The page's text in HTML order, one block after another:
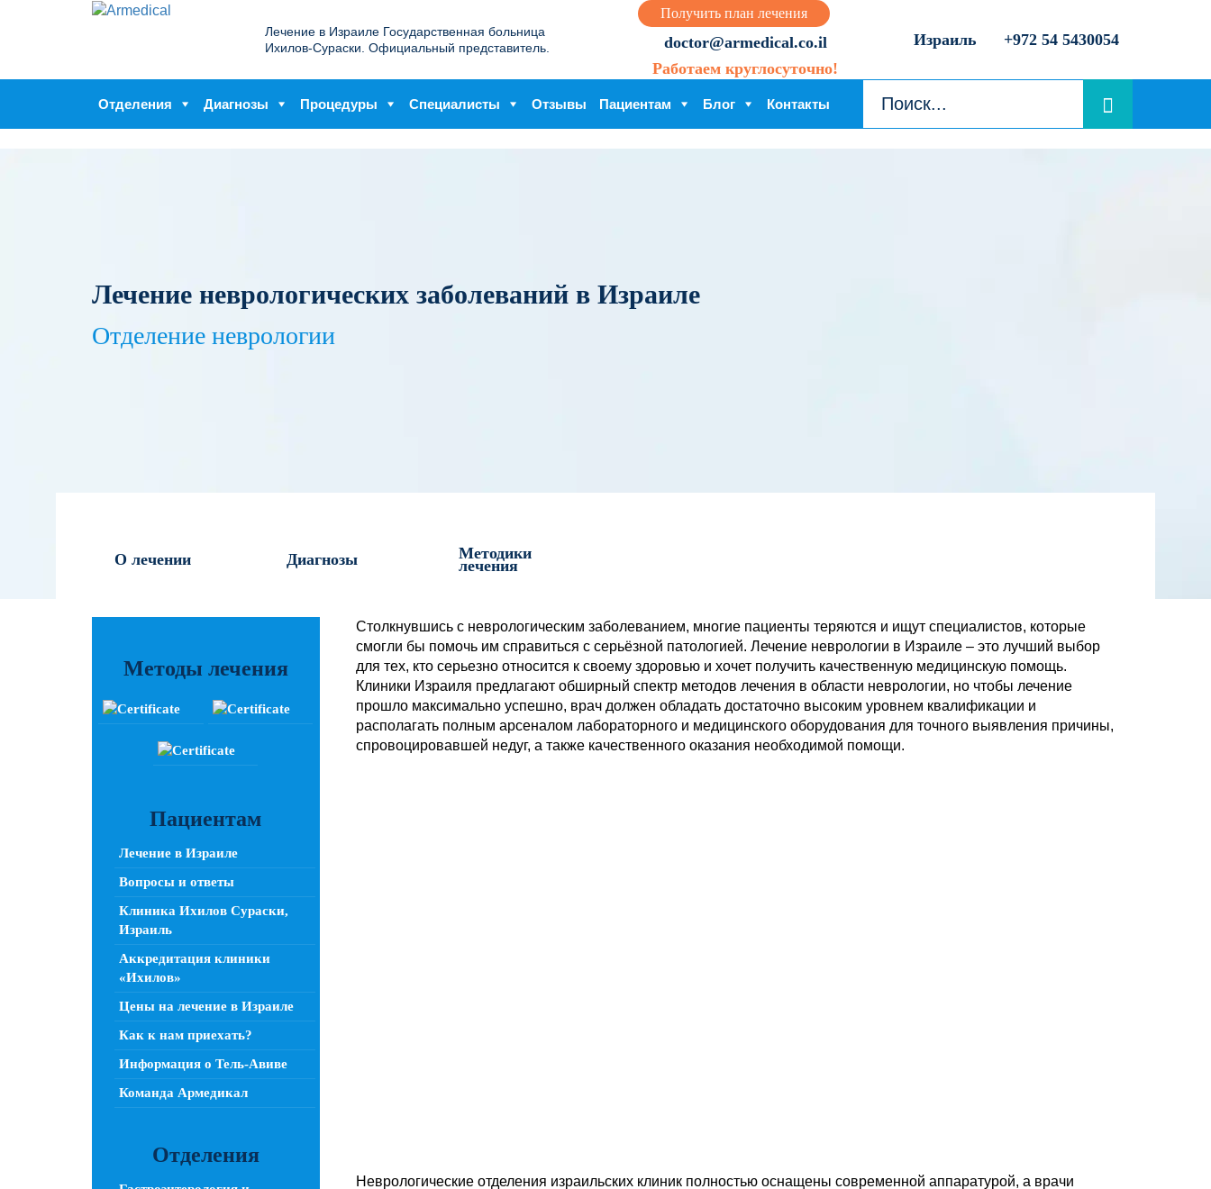
Лечение в Израиле Государственная больница
Ихилов-Сураски. Официальный представитель.
Получить план лечения
doctor@armedical.co.il
Работаем круглосуточно!
Израиль +972 54 5430054
Отделения Диагнозы Процедуры Специалисты Отзывы Пациентам Блог Контакты
Лечение неврологических заболеваний в Израиле
Отделение неврологии
О лечении Диагнозы Методики
лечения
Столкнувшись с неврологическим заболеванием, многие пациенты теряются и ищут специалистов, которые
смогли бы помочь им справиться с серьёзной патологией. Лечение неврологии в Израиле – это лучший выбор
для тех, кто серьезно относится к своему здоровью и хочет получить качественную медицинскую помощь.
Клиники Израиля предлагают обширный спектр методов лечения в области неврологии, но чтобы лечение
прошло максимально успешно, врач должен обладать достаточно высоким уровнем квалификации и
располагать полным арсеналом лабораторного и медицинского оборудования для точного выявления причины,
спровоцировавшей недуг, а также качественного оказания необходимой помощи.
Неврологические отделения израильских клиник полностью оснащены современной аппаратурой, а врачи
Методы лечения
Пациентам
Лечение в Израиле
Вопросы и ответы
Клиника Ихилов Сураски,
Израиль
Аккредитация клиники
«Ихилов»
Цены на лечение в Израиле
Как к нам приехать?
Информация о Тель-Авиве
Команда Армедикал
Отделения